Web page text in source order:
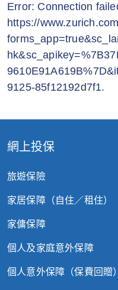
網上投保
旅遊保險
家居保障（自住／租住）
家傭保障
個人及家庭意外保障
個人意外保障（保費回贈）